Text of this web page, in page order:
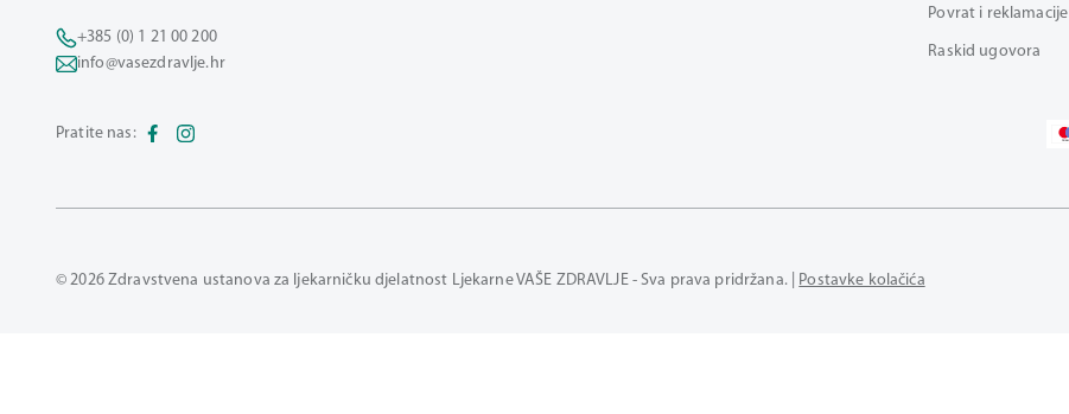
+385 (0) 1 21 00 200
info@vasezdravlje.hr
Povrat i reklamacije
Raskid ugovora
Pratite nas:
© 2026 Zdravstvena ustanova za ljekarničku djelatnost Ljekarne VAŠE ZDRAVLJE - Sva prava pridržana. | Postavke kolačića